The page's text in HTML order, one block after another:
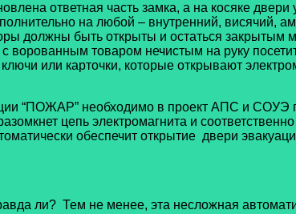
ответная часть замка, а на косяке
на любой – внутренний, висячий,
должны быть открыты и остаться закрытым
ворованным товаром нечистым на руку
или карточки, которые открывают
“ПОЖАР” необходимо в проект АПС и СОУЭ
цепь электромагнита и
обеспечит открытие двери
ли? Тем не менее, эта несложная